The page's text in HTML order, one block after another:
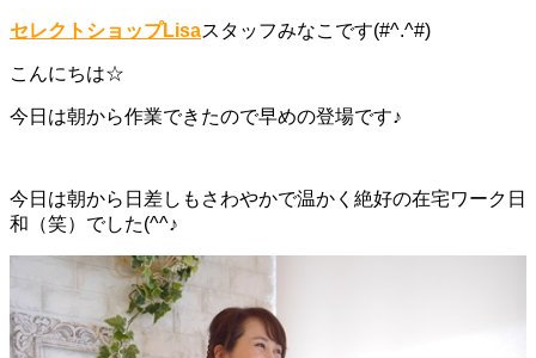
セレクトショップLisaスタッフみなこです(#^.^#)
こんにちは☆
今日は朝から作業できたので早めの登場です♪
今日は朝から日差しもさわやかで温かく絶好の在宅ワーク日
和（笑）でした(^^♪